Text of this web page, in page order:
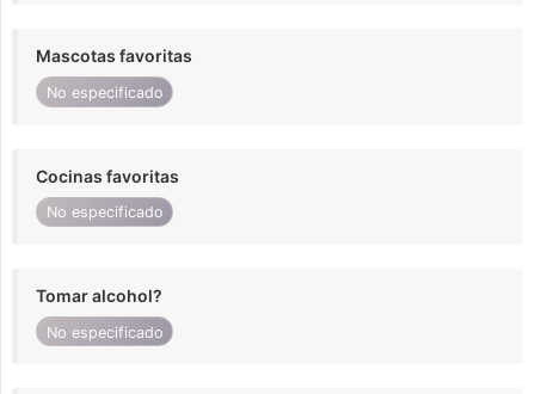
Mascotas favoritas
No especificado
Cocinas favoritas
No especificado
Tomar alcohol?
No especificado